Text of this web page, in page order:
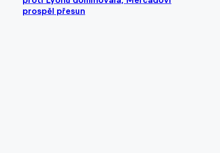
prospěl přesun